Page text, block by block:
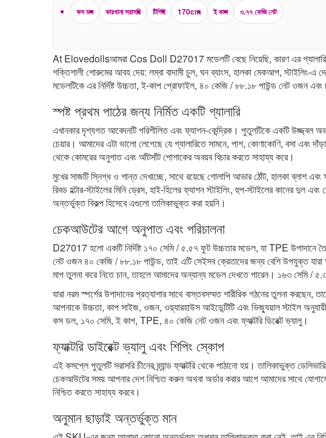
কস ডল কারখানা সরাসরি টিপিই 170cm ই কাপ ৩.৭৭ কেজি নেট
At Elovedollsআমরা Cos Doll D27017 মডেলটি বেছে নিয়েছি, কারণ এর গ্যালারির
শক্তিশালী শোরুমের আবহ দেয়: লম্বা বাদামী চুল, ঘন ব্যাংস, হালকা মেকআপ, স্টাইলিং-এ
মডেলটিকে এর নির্দিষ্ট উচ্চতা, ই-কাপ প্রোফাইল, ৪০ কেজি / ৮৮.১৮ পাউন্ড নেট ওজন এবং
স্পষ্ট প্রথম পাঠের জন্য নির্মিত একটি গ্যালারি
এখানকার দৃশ্যগত আবেদনটি পরিশীলিত এবং ফ্যাশন-কেন্দ্রিক। পুতুলটিকে একটি উজ্জ্বল
চেয়ার। আমাদের এটা ভালো লেগেছে যে গ্যালারিতে সামনে, পাশ, কোণাকোণি, বসা এবং
থেকে কোমরের অনুপাত এবং আঁটসাঁট পোশাকের অবয়ব বিচার করতে সাহায্য করে।
মুখের সাজটি স্নিগ্ধ ও শান্ত দেখাচ্ছে, সাথে রয়েছে গোলাপি আভার ঠোঁট, হালকা ব্লাশ
রিবড হল্টার-স্টাইলের মিনি ড্রেস, হাই-হিলের ফ্যাশন স্টাইলিং, হুপ-স্টাইলের কানের
অন্তর্ভুক্ত বিকল্প হিসেবে এগুলো তালিকাভুক্ত করা হয়নি।
চেকআউটের আগে অনুপাত এবং পরিচালনা
D27017 হলো একটি নির্দিষ্ট ১৭০ সেমি / ৫.৫৭ ফুট উচ্চতার মডেল, যা TPE উপাদানে
নেট ওজন ৪০ কেজি / ৮৮.১৮ পাউন্ড, তাই এটি সেইসব ক্রেতাদের জন্য বেশি উপযুক্ত
মাপ তুলনা করে নিতে চান, তাহলে আমাদের অন্যান্য মডেল দেখতে পারেন। ১৬৩ সেমি /
যারা নরম স্পর্শের উপাদানের প্রত্যাশার সাথে বাস্তবসম্মত শারীরিক গঠনের তুলনা
আপনাকে উচ্চতা, কাপ সাইজ, ওজন, ওয়্যারহাউস আইডেন্টিটি এবং ভিজ্যুয়াল স্টাইল
কস ডল, ১৭০ সেমি, ই কাপ, TPE, ৪০ কেজি নেট ওজন এবং ফ্যাক্টরি ডিরেক্ট ভ্যালু।
ফ্যাক্টরি ডাইরেক্ট ভ্যালু এবং শিপিং স্কোপ
এই কসপ্লে পুতুলটি সরাসরি চীনের ব্র্যান্ড ফ্যাক্টরি থেকে পাঠানো হয়। তালিকাভুক্ত
চেকআউটের সময় আপনার দেশ নিশ্চিত করুন অথবা অর্ডার করার আগে আমাদের সাথে
নিশ্চিত করতে সাহায্য করবে।
অনুমান ছাড়াই অন্তর্ভুক্ত মান